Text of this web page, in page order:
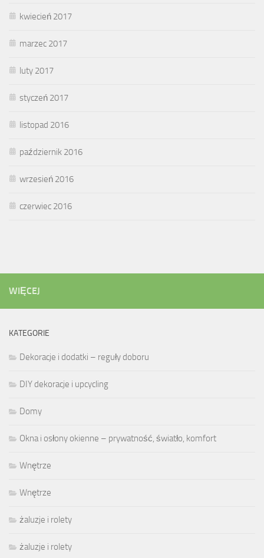
kwiecień 2017
marzec 2017
luty 2017
styczeń 2017
listopad 2016
październik 2016
wrzesień 2016
czerwiec 2016
WIĘCEJ
KATEGORIE
Dekoracje i dodatki – reguły doboru
DIY dekoracje i upcycling
Domy
Okna i osłony okienne – prywatność, światło, komfort
Wnętrze
Wnętrze
żaluzje i rolety
żaluzje i rolety